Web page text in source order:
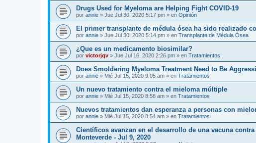
Drugs Used for Myeloma are Helping Fight COVID-19
por annie » Jue Jul 30, 2020 5:17 pm » en Opinión
El primer transplante de médula ósea ha sido realizado
por annie » Jue Jul 30, 2020 5:14 pm » en Transplante de Médula Ósea
¿Que es un medicamento biosimilar?
por victorjqv » Jue Jul 16, 2020 2:26 pm » en Tratamientos
Does Smoldering Myeloma Treatment Need to Be
por annie » Mié Jul 15, 2020 9:05 am » en Tratamientos
Un nuevo tratamiento contra el mieloma múltiple
por annie » Mié Jul 15, 2020 8:58 am » en Tratamientos
Nuevos tratamientos dan esperanza a personas con
por annie » Mié Jul 15, 2020 8:54 am » en Tratamientos
Científicos avanzan en el desarrollo de una vacuna
Monteverde - Jul 9, 2020